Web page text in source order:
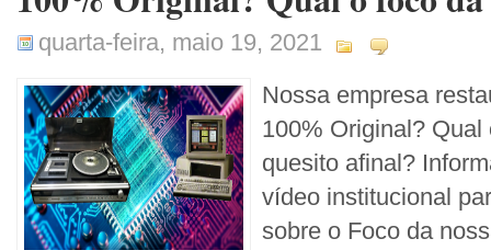
quarta-feira, maio 19, 2021
Nossa empresa
100% Original?
quesito afinal?
vídeo institucional
sobre o Foco da